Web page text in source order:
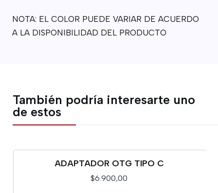
NOTA: EL COLOR PUEDE VARIAR DE ACUERDO
A LA DISPONIBILIDAD DEL PRODUCTO
También podría interesarte uno
de estos
ADAPTADOR OTG TIPO C
$6.900,00